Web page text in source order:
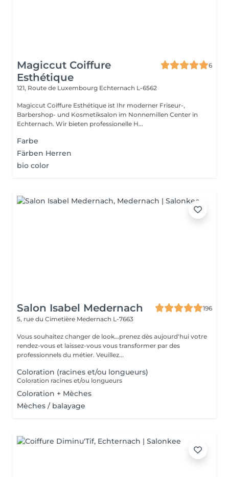
Magiccut Coiffure
Esthétique
6
121, Route de Luxembourg Echternach L-6562
Magiccut Coiffure Esthétique ist Ihr moderner Friseur-,
Barbershop- und Kosmetiksalon im Nonnemillen Center in
Echternach. Wir bieten professionelle H...
Farbe
Färben Herren
bio color
Salon Isabel Medernach
196
5, rue du Cimetière Medernach L-7663
Vous souhaitez changer de look...prenez dès aujourd'hui votre
rendez-vous et laissez-vous vous transformer par des
professionnels du métier. Veuillez...
Coloration (racines et/ou longueurs)
Coloration racines et/ou longueurs
Coloration + Mèches
Mèches / balayage